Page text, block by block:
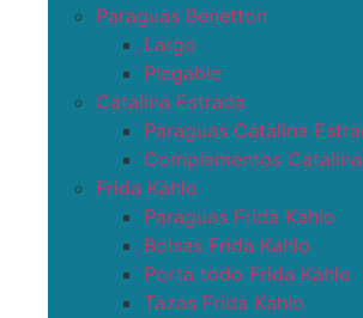
Paraguas Benetton
Largo
Plegable
Catalina Estrada
Paraguas Catalina
Complementos
Frida Kahlo
Paraguas Frida Kahlo
Bolsas Frida Kahlo
Porta todo Frida Kahlo
Tazas Frida Kahlo